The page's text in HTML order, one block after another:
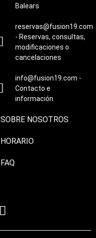
Balears
reservas@fusion19.com
- Reservas, consultas,
modificaciones o
cancelaciones
info@fusion19.com -
Contacto e
información
SOBRE NOSOTROS
HORARIO
FAQ